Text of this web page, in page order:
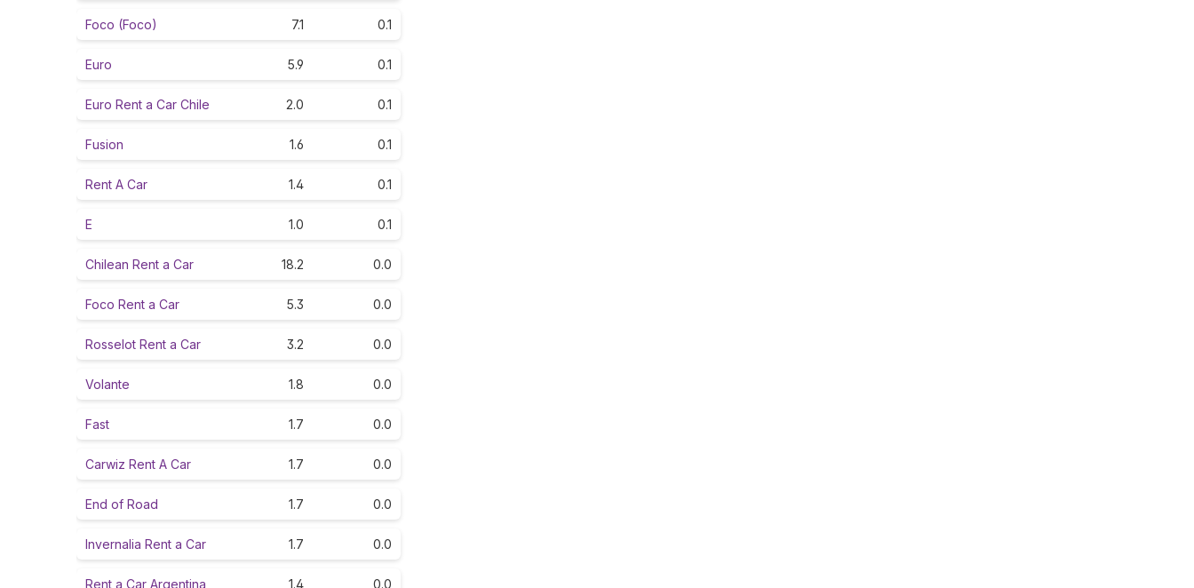
Foco (Foco) 7.1 0.1
Euro 5.9 0.1
Euro Rent a Car Chile 2.0 0.1
Fusion 1.6 0.1
Rent A Car 1.4 0.1
E 1.0 0.1
Chilean Rent a Car 18.2 0.0
Foco Rent a Car 5.3 0.0
Rosselot Rent a Car 3.2 0.0
Volante 1.8 0.0
Fast 1.7 0.0
Carwiz Rent A Car 1.7 0.0
End of Road 1.7 0.0
Invernalia Rent a Car 1.7 0.0
Rent a Car Argentina 1.4 0.0